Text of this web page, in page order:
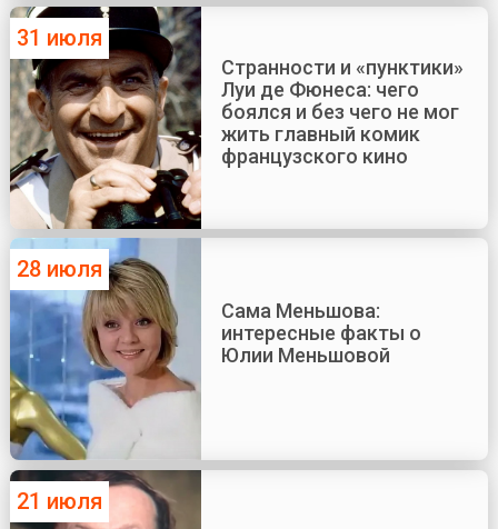
31 июля
Странности и «пунктики»
Луи де Фюнеса: чего
боялся и без чего не мог
жить главный комик
французского кино
28 июля
Сама Меньшова:
интересные факты о
Юлии Меньшовой
21 июля